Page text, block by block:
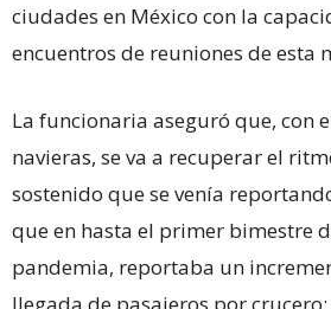
ciudades en México con la
encuentros de reuniones de esta
La funcionaria aseguró que, con
navieras, se va a recuperar el
sostenido que se venía
que en hasta el primer bimestre
pandemia, reportaba un